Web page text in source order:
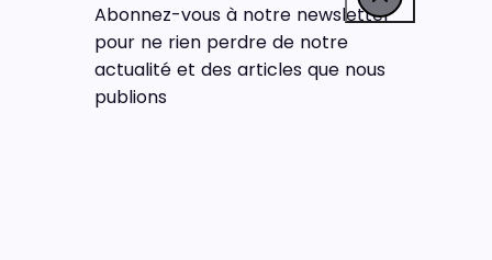
Abonnez-vous à notre newsletter
pour ne rien perdre de notre
actualité et des articles que nous
publions